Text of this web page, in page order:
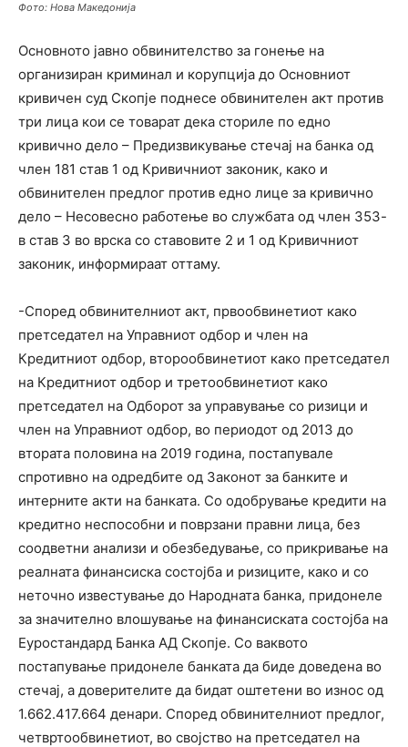
Фото: Нова Македонија
Основното јавно обвинителство за гонење на
организиран криминал и корупција до Основниот
кривичен суд Скопје поднесе обвинителен акт против
три лица кои се товарат дека сториле по едно
кривично дело – Предизвикување стечај на банка од
член 181 став 1 од Кривичниот законик, како и
обвинителен предлог против едно лице за кривично
дело – Несовесно работење во службата од член 353-
в став 3 во врска со ставовите 2 и 1 од Кривичниот
законик, информираат оттаму.
-Според обвинителниот акт, првообвинетиот како
претседател на Управниот одбор и член на
Кредитниот одбор, второобвинетиот како претседател
на Кредитниот одбор и третообвинетиот како
претседател на Одборот за управување со ризици и
член на Управниот одбор, во периодот од 2013 до
втората половина на 2019 година, постапувале
спротивно на одредбите од Законот за банките и
интерните акти на банката. Со одобрување кредити на
кредитно неспособни и поврзани правни лица, без
соодветни анализи и обезбедување, со прикривање на
реалната финансиска состојба и ризиците, како и со
неточно известување до Народната банка, придонеле
за значително влошување на финансиската состојба на
Еуростандард Банка АД Скопје. Со ваквото
постапување придонеле банката да биде доведена во
стечај, а доверителите да бидат оштетени во износ од
1.662.417.664 денари. Според обвинителниот предлог,
четвртообвинетиот, во својство на претседател на